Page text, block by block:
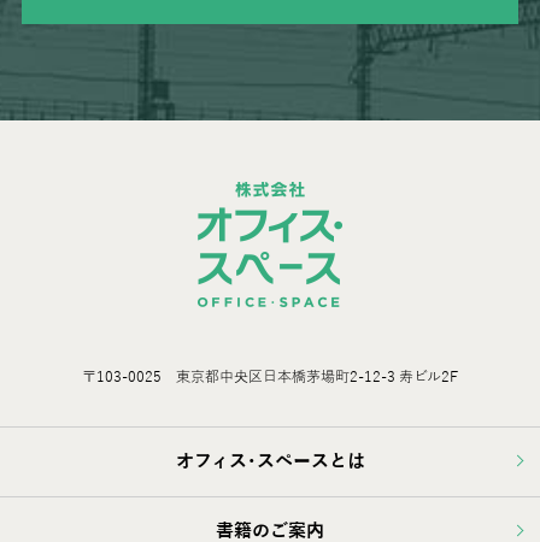
〒103-0025 東京都中央区日本橋茅場町2-12-3 寿ビル2F
オフィス･スペースとは
書籍のご案内